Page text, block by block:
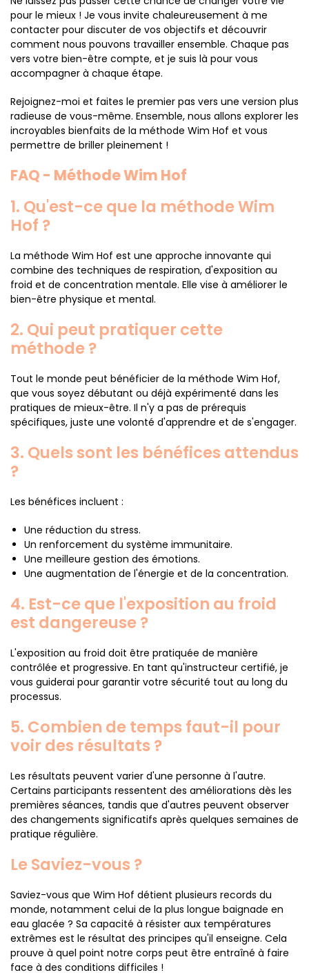
pour le mieux ! Je vous invite chaleureusement à me
contacter pour discuter de vos objectifs et découvrir
comment nous pouvons travailler ensemble. Chaque pas
vers votre bien-être compte, et je suis là pour vous
accompagner à chaque étape.
Rejoignez-moi et faites le premier pas vers une version plus
radieuse de vous-même. Ensemble, nous allons explorer les
incroyables bienfaits de la méthode Wim Hof et vous
permettre de briller pleinement !
FAQ - Méthode Wim Hof
1. Qu'est-ce que la méthode Wim
Hof ?
La méthode Wim Hof est une approche innovante qui
combine des techniques de respiration, d'exposition au
froid et de concentration mentale. Elle vise à améliorer le
bien-être physique et mental.
2. Qui peut pratiquer cette
méthode ?
Tout le monde peut bénéficier de la méthode Wim Hof,
que vous soyez débutant ou déjà expérimenté dans les
pratiques de mieux-être. Il n'y a pas de prérequis
spécifiques, juste une volonté d'apprendre et de s'engager.
3. Quels sont les bénéfices attendus
?
Les bénéfices incluent :
Une réduction du stress.
Un renforcement du système immunitaire.
Une meilleure gestion des émotions.
Une augmentation de l'énergie et de la concentration.
4. Est-ce que l'exposition au froid
est dangereuse ?
L'exposition au froid doit être pratiquée de manière
contrôlée et progressive. En tant qu'instructeur certifié, je
vous guiderai pour garantir votre sécurité tout au long du
processus.
5. Combien de temps faut-il pour
voir des résultats ?
Les résultats peuvent varier d'une personne à l'autre.
Certains participants ressentent des améliorations dès les
premières séances, tandis que d'autres peuvent observer
des changements significatifs après quelques semaines de
pratique régulière.
Le Saviez-vous ?
Saviez-vous que Wim Hof détient plusieurs records du
monde, notamment celui de la plus longue baignade en
eau glacée ? Sa capacité à résister aux températures
extrêmes est le résultat des principes qu'il enseigne. Cela
prouve à quel point notre corps peut être entraîné à faire
face à des conditions difficiles !